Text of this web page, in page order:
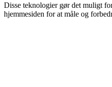
Disse teknologier gør det muligt
hjemmesiden for at måle og